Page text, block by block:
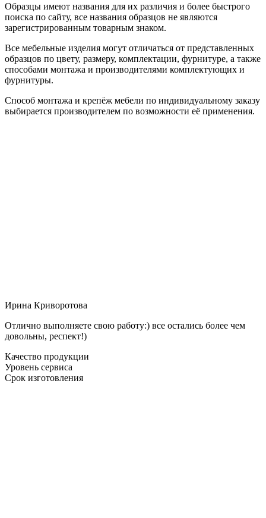
Образцы имеют названия для их различия и более быстрого
поиска по сайту, все названия образцов не являются
зарегистрированным товарным знаком.
Все мебельные изделия могут отличаться от представленных
образцов по цвету, размеру, комплектации, фурнитуре, а также
способами монтажа и производителями комплектующих и
фурнитуры.
Способ монтажа и крепёж мебели по индивидуальному заказу
выбирается производителем по возможности её применения.
Ирина Криворотова
Отлично выполняете свою работу:) все остались более чем
довольны, респект!)
Качество продукции
Уровень сервиса
Срок изготовления